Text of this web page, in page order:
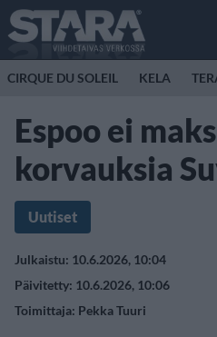
CIRQUE DU SOLEIL KELA
Espoo ei
korvauksia
Uutiset
Julkaistu: 10.6.2026, 10:04
Päivitetty: 10.6.2026, 10:06
Toimittaja: Pekka Tuuri